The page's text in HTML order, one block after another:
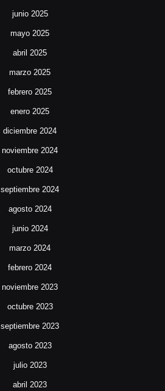
junio 2025
mayo 2025
abril 2025
marzo 2025
febrero 2025
enero 2025
diciembre 2024
noviembre 2024
octubre 2024
septiembre 2024
agosto 2024
junio 2024
marzo 2024
febrero 2024
noviembre 2023
octubre 2023
septiembre 2023
agosto 2023
julio 2023
abril 2023